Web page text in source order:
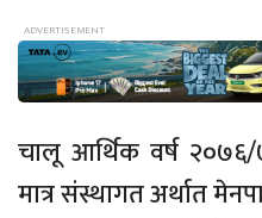
चालू आर्थिक वर्ष
मात्र संस्थागत अर्थात